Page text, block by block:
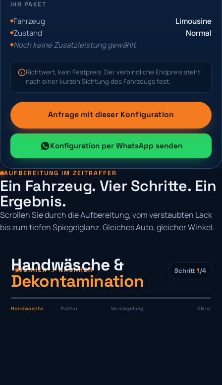
IHR PAKET
Fahrzeug
Limousine
Zustand
Normal
Noch keine Zusatzleistung gewählt
Richtwert, kein Festpreis. Der verbindliche Endpreis steht
nach einer kurzen Sichtung des Fahrzeugs fest.
Anfrage mit dieser Konfiguration
Konfiguration per WhatsApp senden
AUFBEREITUNG IM ZEITRAFFER
Ein Fahrzeug. Vier Schritte. Ein
Ergebnis.
Scrollen Sie durch die Aufbereitung, vom verstaubten Lack
bis zum tiefen Spiegelglanz. Gleiches Auto, gleicher Winkel.
VORHER → NACHHER Schritt1/4
Handwäsche &
Dekontamination
Handwäsche Politur Versiegelung Glanz